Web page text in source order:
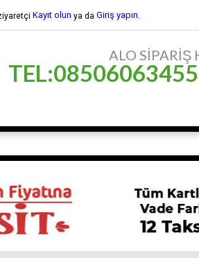
Kayıt olun ya da Giriş yapın.
ALO SİPARİŞ